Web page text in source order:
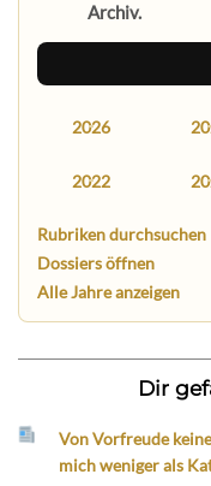
Archiv.
2026
2022
Rubriken durchsuchen
Dossiers öffnen
Alle Jahre anzeigen
Dir
Von Vorfreude
mich weniger als